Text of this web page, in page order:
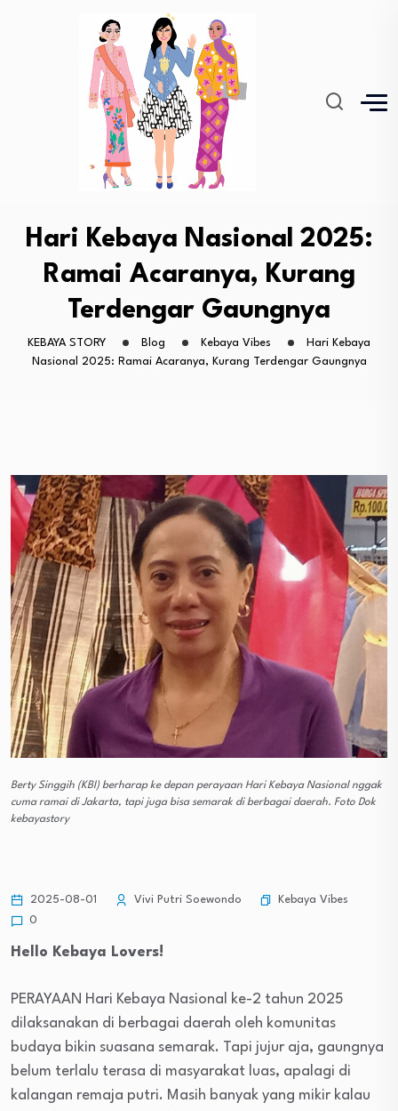
Hari Kebaya Nasional 2025:
Ramai Acaranya, Kurang
Terdengar Gaungnya
KEBAYA STORY Blog Kebaya Vibes
Hari Kebaya
Nasional 2025: Ramai Acaranya, Kurang Terdengar Gaungnya
Berty Singgih (KBI) berharap ke depan perayaan Hari Kebaya Nasional nggak
cuma ramai di Jakarta, tapi juga bisa semarak di berbagai daerah. Foto Dok
kebayastory
2025-08-01 Vivi Putri Soewondo
Kebaya Vibes
0
Hello Kebaya Lovers!
PERAYAAN Hari Kebaya Nasional ke-2 tahun 2025
dilaksanakan di berbagai daerah oleh komunitas
budaya bikin suasana semarak. Tapi jujur aja, gaungnya
belum terlalu terasa di masyarakat luas, apalagi di
kalangan remaja putri. Masih banyak yang mikir kalau